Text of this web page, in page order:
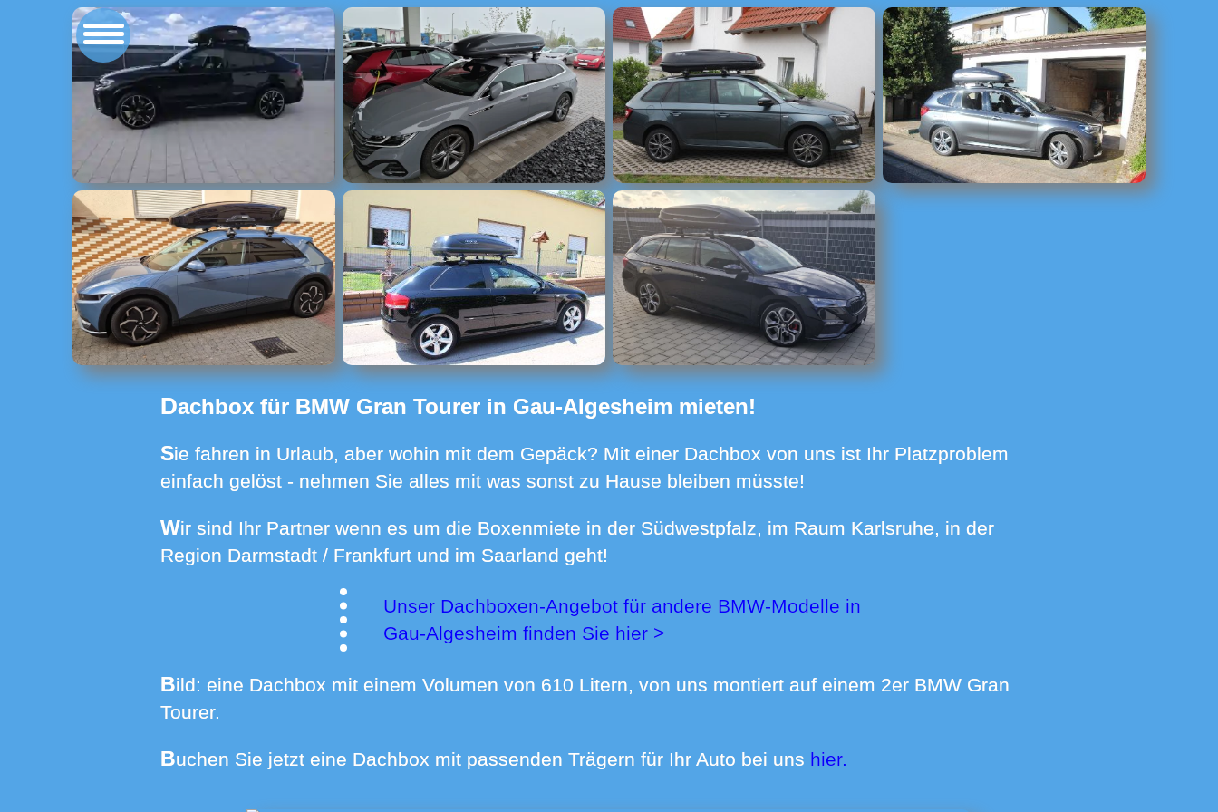
Dachbox für BMW Gran Tourer in Gau-Algesheim mieten!
Sie fahren in Urlaub, aber wohin mit dem Gepäck? Mit einer Dachbox von uns ist Ihr Platzproblem
einfach gelöst - nehmen Sie alles mit was sonst zu Hause bleiben müsste!
Wir sind Ihr Partner wenn es um die Boxenmiete in der Südwestpfalz, im Raum Karlsruhe, in der
Region Darmstadt / Frankfurt und im Saarland geht!
Unser Dachboxen-Angebot für andere BMW-Modelle in
Gau-Algesheim finden Sie hier >
Bild: eine Dachbox mit einem Volumen von 610 Litern, von uns montiert auf einem 2er BMW Gran
Tourer.
Buchen Sie jetzt eine Dachbox mit passenden Trägern für Ihr Auto bei uns hier.